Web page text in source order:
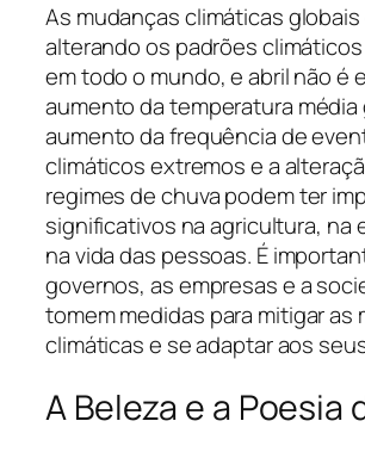
As mudanças climáticas
alterando os padrões
em todo o mundo, e abril não é
aumento da temperatura média
aumento da frequência de
climáticos extremos e a
regimes de chuva podem ter
significativos na agricultura, na
na vida das pessoas. É
governos, as empresas e a
tomem medidas para mitigar as
climáticas e se adaptar aos
A Beleza e a Poesia